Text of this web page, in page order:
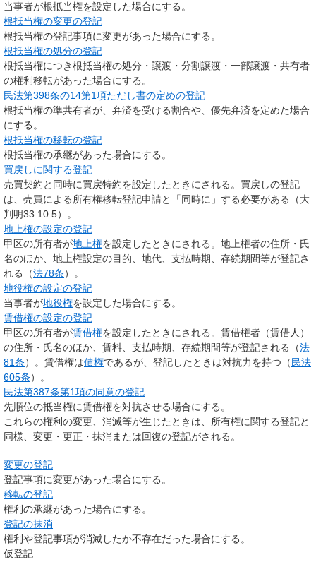
当事者が根抵当権を設定した場合にする。
根抵当権の変更の登記
根抵当権の登記事項に変更があった場合にする。
根抵当権の処分の登記
根抵当権につき根抵当権の処分・譲渡・分割譲渡・一部譲渡・共有者
の権利移転があった場合にする。
民法第398条の14第1項ただし書の定めの登記
根抵当権の準共有者が、弁済を受ける割合や、優先弁済を定めた場合
にする。
根抵当権の移転の登記
根抵当権の承継があった場合にする。
買戻しに関する登記
売買契約と同時に買戻特約を設定したときにされる。買戻しの登記
は、売買による所有権移転登記申請と「同時に」する必要がある（大
判明33.10.5）。
地上権の設定の登記
甲区の所有者が地上権を設定したときにされる。地上権者の住所・氏
名のほか、地上権設定の目的、地代、支払時期、存続期間等が登記さ
れる（法78条）。
地役権の設定の登記
当事者が地役権を設定した場合にする。
賃借権の設定の登記
甲区の所有者が賃借権を設定したときにされる。賃借権者（賃借人）
の住所・氏名のほか、賃料、支払時期、存続期間等が登記される（法
81条）。賃借権は債権であるが、登記したときは対抗力を持つ（民法
605条）。
民法第387条第1項の同意の登記
先順位の抵当権に賃借権を対抗させる場合にする。
これらの権利の変更、消滅等が生じたときは、所有権に関する登記と
同様、変更・更正・抹消または回復の登記がされる。
変更の登記
登記事項に変更があった場合にする。
移転の登記
権利の承継があった場合にする。
登記の抹消
権利や登記事項が消滅したか不存在だった場合にする。
仮登記